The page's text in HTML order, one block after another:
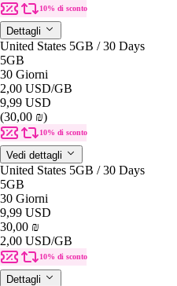
10% di sconto
Dettagli
United States 5GB / 30 Days
5GB
30 Giorni
2,00 USD/GB
9,99 USD
(30,00 ₪)
10% di sconto
Vedi dettagli
United States 5GB / 30 Days
5GB
30 Giorni
9,99 USD
30,00 ₪
2,00 USD/GB
10% di sconto
Dettagli